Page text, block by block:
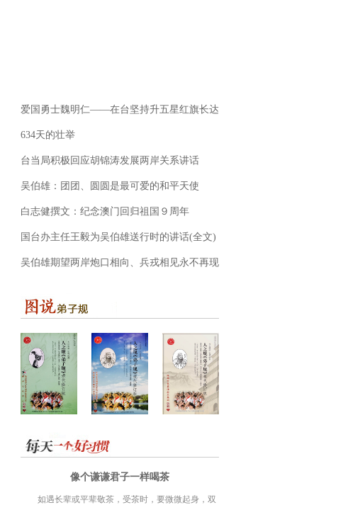
爱国勇士魏明仁——在台坚持升五星红旗长达
634天的壮举
台当局积极回应胡锦涛发展两岸关系讲话
吴伯雄：团团、圆圆是最可爱的和平天使
白志健撰文：纪念澳门回归祖国９周年
国台办主任王毅为吴伯雄送行时的讲话(全文)
吴伯雄期望两岸炮口相向、兵戎相见永不再现
像个谦谦君子一样喝茶
如遇长辈或平辈敬茶，受茶时，要微微起身，双